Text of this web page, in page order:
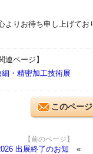
よりお待ち申し上げてお
連ページ】
・精密加工技術展
このペー
【前のページ】
出展終了のお知